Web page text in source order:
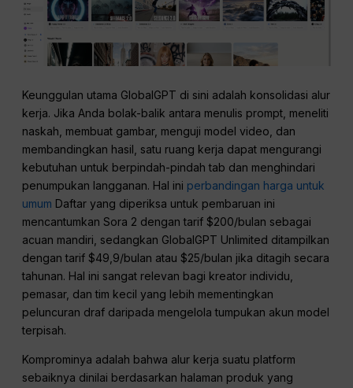
Keunggulan utama GlobalGPT di sini adalah konsolidasi alur
kerja. Jika Anda bolak-balik antara menulis prompt, meneliti
naskah, membuat gambar, menguji model video, dan
membandingkan hasil, satu ruang kerja dapat mengurangi
kebutuhan untuk berpindah-pindah tab dan menghindari
penumpukan langganan. Hal ini perbandingan harga untuk
umum Daftar yang diperiksa untuk pembaruan ini
mencantumkan Sora 2 dengan tarif $200/bulan sebagai
acuan mandiri, sedangkan GlobalGPT Unlimited ditampilkan
dengan tarif $49,9/bulan atau $25/bulan jika ditagih secara
tahunan. Hal ini sangat relevan bagi kreator individu,
pemasar, dan tim kecil yang lebih mementingkan
peluncuran draf daripada mengelola tumpukan akun model
terpisah.
Komprominya adalah bahwa alur kerja suatu platform
sebaiknya dinilai berdasarkan halaman produk yang